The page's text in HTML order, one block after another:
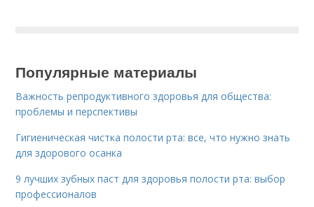
Популярные материалы
Важность репродуктивного здоровья для общества:
проблемы и перспективы
Гигиеническая чистка полости рта: все, что нужно знать
для здорового осанка
9 лучших зубных паст для здоровья полости рта: выбор
профессионалов